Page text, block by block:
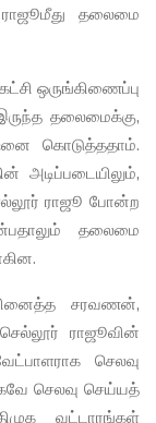
தலைமை
ஒருங்கிணைப்பு
தலைமைக்கு,
கொடுத்ததாம்.
அடிப்படையிலும்,
ராஜூ போன்ற
தலைமை
சரவணன்,
ராஜூவின்
செலவு
செலவு செய்யத்
வட்டாரங்கள்